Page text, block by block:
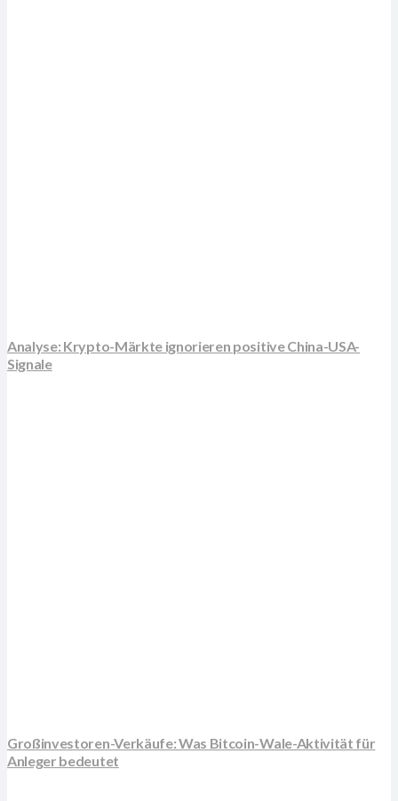
Analyse: Krypto-Märkte ignorieren positive China-USA-
Signale
Großinvestoren-Verkäufe: Was Bitcoin-Wale-Aktivität für
Anleger bedeutet